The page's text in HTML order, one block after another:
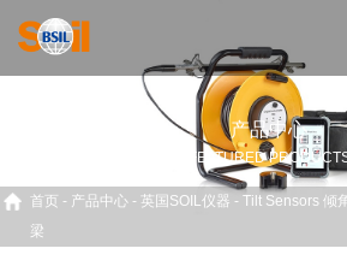
产品中心
FEATURED
首页 - 产品中心 - 英国SOIL仪器 - Tilt Sensors 倾
梁